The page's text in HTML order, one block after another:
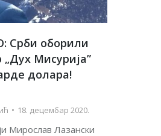
оборили
Мисурија”
долара!
18. децембар 2020.
Мирослав Лазански